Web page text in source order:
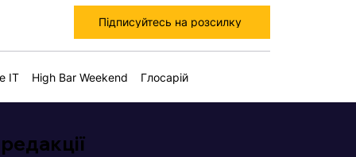
Підписуйтесь на розсилку
IT High Bar Weekend Глосарій